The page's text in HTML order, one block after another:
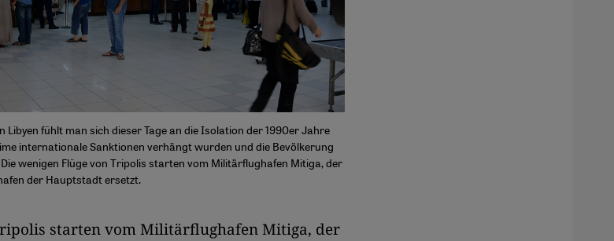
fühlt man sich dieser Tage an die Isolation der 1990er Jahre
internationale Sanktionen verhängt wurden und die Bevölkerung
wenigen Flüge von Tripolis starten vom Militärflughafen Mitiga, der
der Hauptstadt ersetzt.
starten vom Militärflughafen Mitiga, der